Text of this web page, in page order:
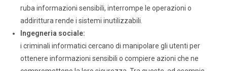
ruba informazioni sensibili, interrompe le operazioni o
addirittura rende i sistemi inutilizzabili.
Ingegneria sociale:
i criminali informatici cercano di manipolare gli utenti per
ottenere informazioni sensibili o compiere azioni che ne